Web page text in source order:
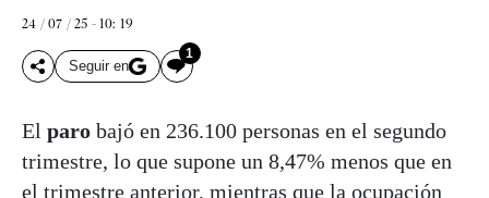
24 / 07 / 25 - 10: 19
Seguir en
1
El paro bajó en 236.100 personas en el segundo
trimestre, lo que supone un 8,47% menos que en
el trimestre anterior, mientras que la ocupación